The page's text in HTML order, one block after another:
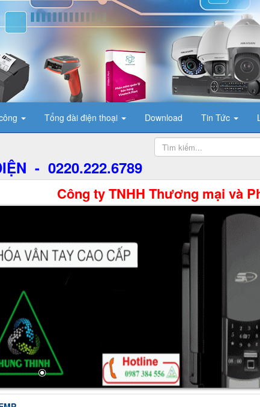
Tổng đài điện thoại Download Tin Tức
- 0220.222.6789
Công ty TNHH Thương mại và Phát